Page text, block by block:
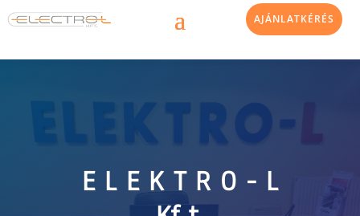
AJÁNLATKÉRÉS
E L E K T R O - L